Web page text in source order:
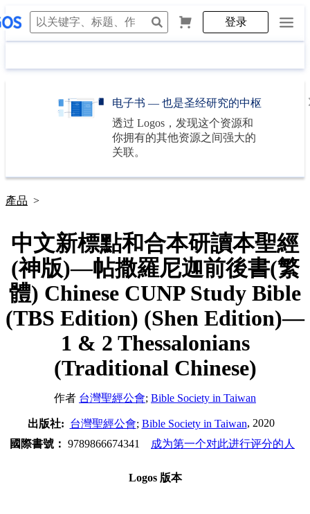
登录
电子书 — 也是圣经研究的中枢
透过 Logos ，发现这个资源和
你拥有的其他资源之间强大的
关联。
產品 >
中文新標點和合本研讀本聖經
(神版)—帖撒羅尼迦前後書(繁
體) Chinese CUNP Study Bible
(TBS Edition) (Shen Edition)—
1 & 2 Thessalonians
(Traditional Chinese)
作者 台灣聖經公會; Bible Society in Taiwan
出版社: 台灣聖經公會; Bible Society in Taiwan, 2020
國際書號： 9789866674341 成为第一个对此进行评分的人
Logos 版本